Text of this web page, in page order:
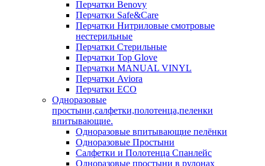
Перчатки Benovy
Перчатки Safe&Care
Перчатки Нитриловые смотровые
нестерильные
Перчатки Стерильные
Перчатки Top Glove
Перчатки MANUAL VINYL
Перчатки Aviora
Перчатки ECO
Одноразовые
простыни,салфетки,полотенца,пеленки
впитывающие.
Одноразовые впитывающие пелёнки
Одноразовые Простыни
Салфетки и Полотенца Спанлейс
Одноразовые простыни в рулонах